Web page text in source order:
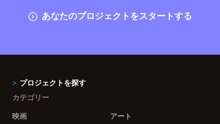
あなたのプロジェクトをスタートする
プロジェクトを探す
カテゴリー
映画
アート